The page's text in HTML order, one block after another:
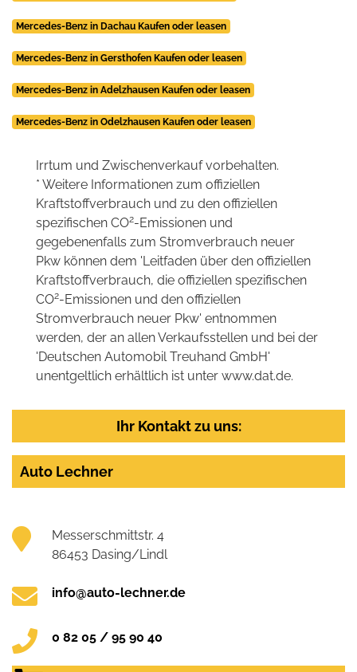
Mercedes-Benz in Dachau Kaufen oder leasen
Mercedes-Benz in Gersthofen Kaufen oder leasen
Mercedes-Benz in Adelzhausen Kaufen oder leasen
Mercedes-Benz in Odelzhausen Kaufen oder leasen
Irrtum und Zwischenverkauf vorbehalten.
* Weitere Informationen zum offiziellen
Kraftstoffverbrauch und zu den offiziellen
spezifischen CO2-Emissionen und
gegebenenfalls zum Stromverbrauch neuer
Pkw können dem 'Leitfaden über den offiziellen
Kraftstoffverbrauch, die offiziellen spezifischen
CO2-Emissionen und den offiziellen
Stromverbrauch neuer Pkw' entnommen
werden, der an allen Verkaufsstellen und bei der
'Deutschen Automobil Treuhand GmbH'
unentgeltlich erhältlich ist unter www.dat.de.
Ihr Kontakt zu uns:
Auto Lechner
Messerschmittstr. 4
86453 Dasing/Lindl
info@auto-lechner.de
0 82 05 / 95 90 40